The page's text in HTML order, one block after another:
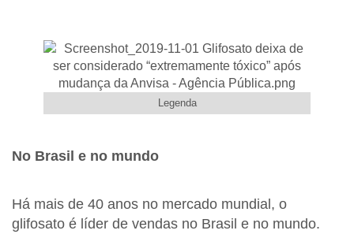
Legenda
No Brasil e no mundo
Há mais de 40 anos no mercado mundial, o
glifosato é líder de vendas no Brasil e no mundo.